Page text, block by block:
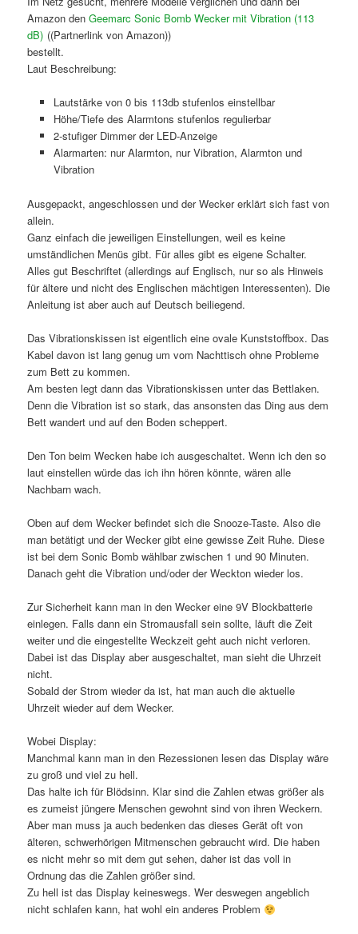
Amazon denGeemarc Sonic Bomb Wecker mit Vibration (113
dB) ((Partnerlink von Amazon))
bestellt.
Laut Beschreibung:
Lautstärke von 0 bis 113db stufenlos einstellbar
Höhe/Tiefe des Alarmtons stufenlos regulierbar
2-stufiger Dimmer der LED-Anzeige
Alarmarten: nur Alarmton, nur Vibration, Alarmton und
Vibration
Ausgepackt, angeschlossen und der Wecker erklärt sich fast von
allein.
Ganz einfach die jeweiligen Einstellungen, weil es keine
umständlichen Menüs gibt. Für alles gibt es eigene Schalter.
Alles gut Beschriftet (allerdings auf Englisch, nur so als Hinweis
für ältere und nicht des Englischen mächtigen Interessenten). Die
Anleitung ist aber auch auf Deutsch beiliegend.
Das Vibrationskissen ist eigentlich eine ovale Kunststoffbox. Das
Kabel davon ist lang genug um vom Nachttisch ohne Probleme
zum Bett zu kommen.
Am besten legt dann das Vibrationskissen unter das Bettlaken.
Denn die Vibration ist so stark, das ansonsten das Ding aus dem
Bett wandert und auf den Boden scheppert.
Den Ton beim Wecken habe ich ausgeschaltet. Wenn ich den so
laut einstellen würde das ich ihn hören könnte, wären alle
Nachbarn wach.
Oben auf dem Wecker befindet sich die Snooze-Taste. Also die
man betätigt und der Wecker gibt eine gewisse Zeit Ruhe. Diese
ist bei dem Sonic Bomb wählbar zwischen 1 und 90 Minuten.
Danach geht die Vibration und/oder der Weckton wieder los.
Zur Sicherheit kann man in den Wecker eine 9V Blockbatterie
einlegen. Falls dann ein Stromausfall sein sollte, läuft die Zeit
weiter und die eingestellte Weckzeit geht auch nicht verloren.
Dabei ist das Display aber ausgeschaltet, man sieht die Uhrzeit
nicht.
Sobald der Strom wieder da ist, hat man auch die aktuelle
Uhrzeit wieder auf dem Wecker.
Wobei Display:
Manchmal kann man in den Rezessionen lesen das Display wäre
zu groß und viel zu hell.
Das halte ich für Blödsinn. Klar sind die Zahlen etwas größer als
es zumeist jüngere Menschen gewohnt sind von ihren Weckern.
Aber man muss ja auch bedenken das dieses Gerät oft von
älteren, schwerhörigen Mitmenschen gebraucht wird. Die haben
es nicht mehr so mit dem gut sehen, daher ist das voll in
Ordnung das die Zahlen größer sind.
Zu hell ist das Display keineswegs. Wer deswegen angeblich
nicht schlafen kann, hat wohl ein anderes Problem